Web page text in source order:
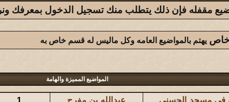
مقفله فإن ذلك يتطلب منك تسجيل الدخول بمعرفك
خاص يهتم بالمواضيع العامه وكل ماليس له قسم خاص به
المواضيع المميزة والهامة
كاتب الموضوع مشاركات
في مسجد الحسني عبدالله بن مفرح 1